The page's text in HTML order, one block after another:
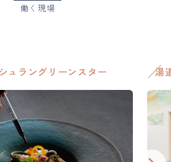
働く現場
ュラングリーンスター 湯